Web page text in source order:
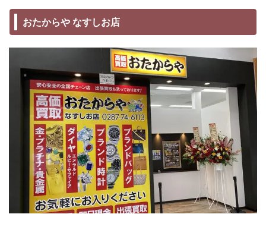
おたからや なすしお店